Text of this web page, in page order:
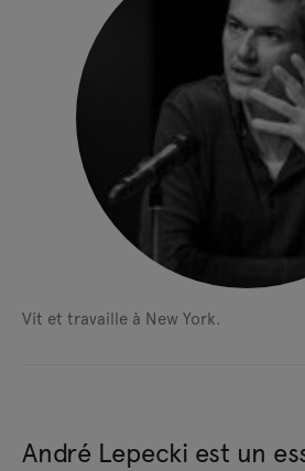
Vit et travaille à New York.
André Lepecki est un